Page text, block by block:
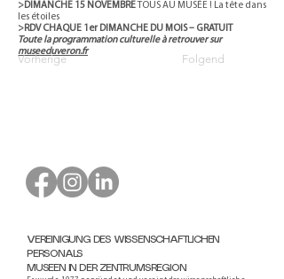
>DIMANCHE 15 NOVEMBRE TOUS AU MUSÉE ! La tête dans
les étoiles
>RDV CHAQUE 1er DIMANCHE DU MOIS – GRATUIT
Toute la programmation culturelle à retrouver sur
museeduveron.fr
Vorherige Folgend
VEREINIGUNG DES WISSENSCHAFTLICHEN
PERSONALS
MUSEEN IN DER ZENTRUMSREGION